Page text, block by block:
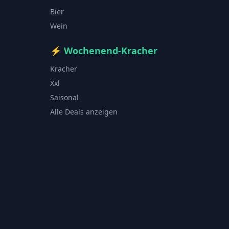
Bier
Wein
⚡ Wochenend-Kracher
Kracher
Xxl
Saisonal
Alle Deals anzeigen